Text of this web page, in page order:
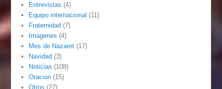
Entrevistas (4)
Equipo internacional (11)
Fraternidad (7)
Imágenes (4)
Mes de Nazaret (17)
Navidad (3)
Noticias (108)
Oracion (15)
Otros (27)